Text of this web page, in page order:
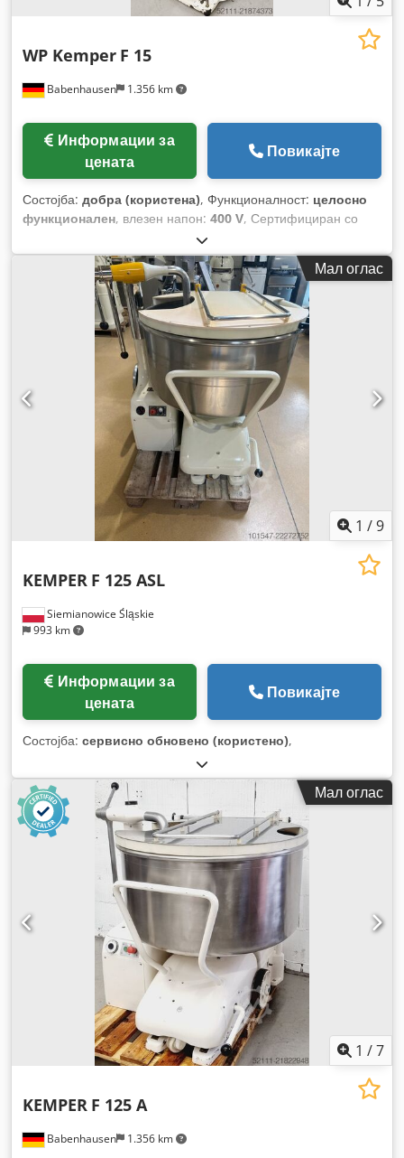
Babenhausen 1.356 km
WP Kemper F 15
цената
Повикајте
Состојба: добра (користена), Функционалност: целосно
функционален, влезен напон: 400 V, Сертифициран со
, вкупна тежина:
500 мм, вкупна должина:650 мм, влезна фреквенција:50
, електричен осигурач:16 A, Мал оглас
1 /9
Siemianowice Śląskie
993 km
KEMPER F 125 ASL
цената
Повикајте
Состојба: сервисно обновено (користено),
Мал оглас
1 /7
Babenhausen 1.356 km
KEMPER F 125 A